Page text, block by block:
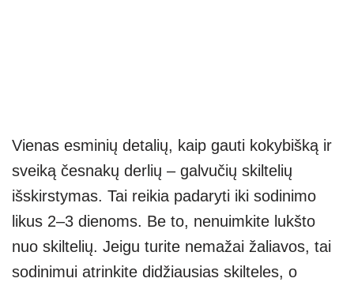
Vienas esminių detalių, kaip gauti kokybišką ir
sveiką česnakų derlių – galvučių skiltelių
išskirstymas. Tai reikia padaryti iki sodinimo
likus 2–3 dienoms. Be to, nenuimkite lukšto
nuo skiltelių. Jeigu turite nemažai žaliavos, tai
sodinimui atrinkite didžiausias skilteles, o